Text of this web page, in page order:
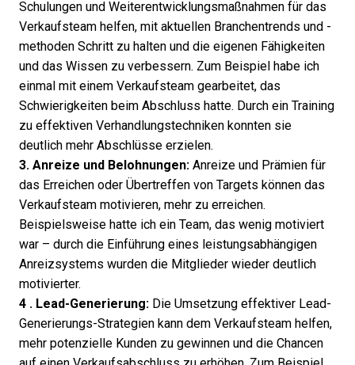
Schulungen und Weiterentwicklungsmaßnahmen für das
Verkaufsteam helfen, mit aktuellen Branchentrends und -
methoden Schritt zu halten und die eigenen Fähigkeiten
und das Wissen zu verbessern. Zum Beispiel habe ich
einmal mit einem Verkaufsteam gearbeitet, das
Schwierigkeiten beim Abschluss hatte. Durch ein Training
zu effektiven Verhandlungstechniken konnten sie
deutlich mehr Abschlüsse erzielen.
3. Anreize und Belohnungen: Anreize und Prämien für
das Erreichen oder Übertreffen von Targets können das
Verkaufsteam motivieren, mehr zu erreichen.
Beispielsweise hatte ich ein Team, das wenig motiviert
war – durch die Einführung eines leistungsabhängigen
Anreizsystems wurden die Mitglieder wieder deutlich
motivierter.
4 . Lead-Generierung: Die Umsetzung effektiver Lead-
Generierungs-Strategien kann dem Verkaufsteam helfen,
mehr potenzielle Kunden zu gewinnen und die Chancen